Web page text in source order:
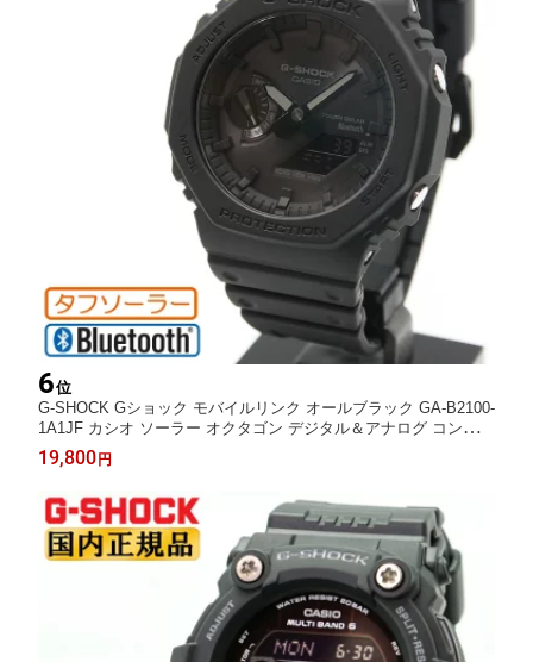
6位
G-SHOCK Gショック モバイルリンク オールブラック GA-B2100-
1A1JF カシオ ソーラー オクタゴン デジタル＆アナログ コンビネ
ーション Bluetooth 黒 メンズ 腕時計（GAB21001A1JF） [在庫あ
り]
19,800円